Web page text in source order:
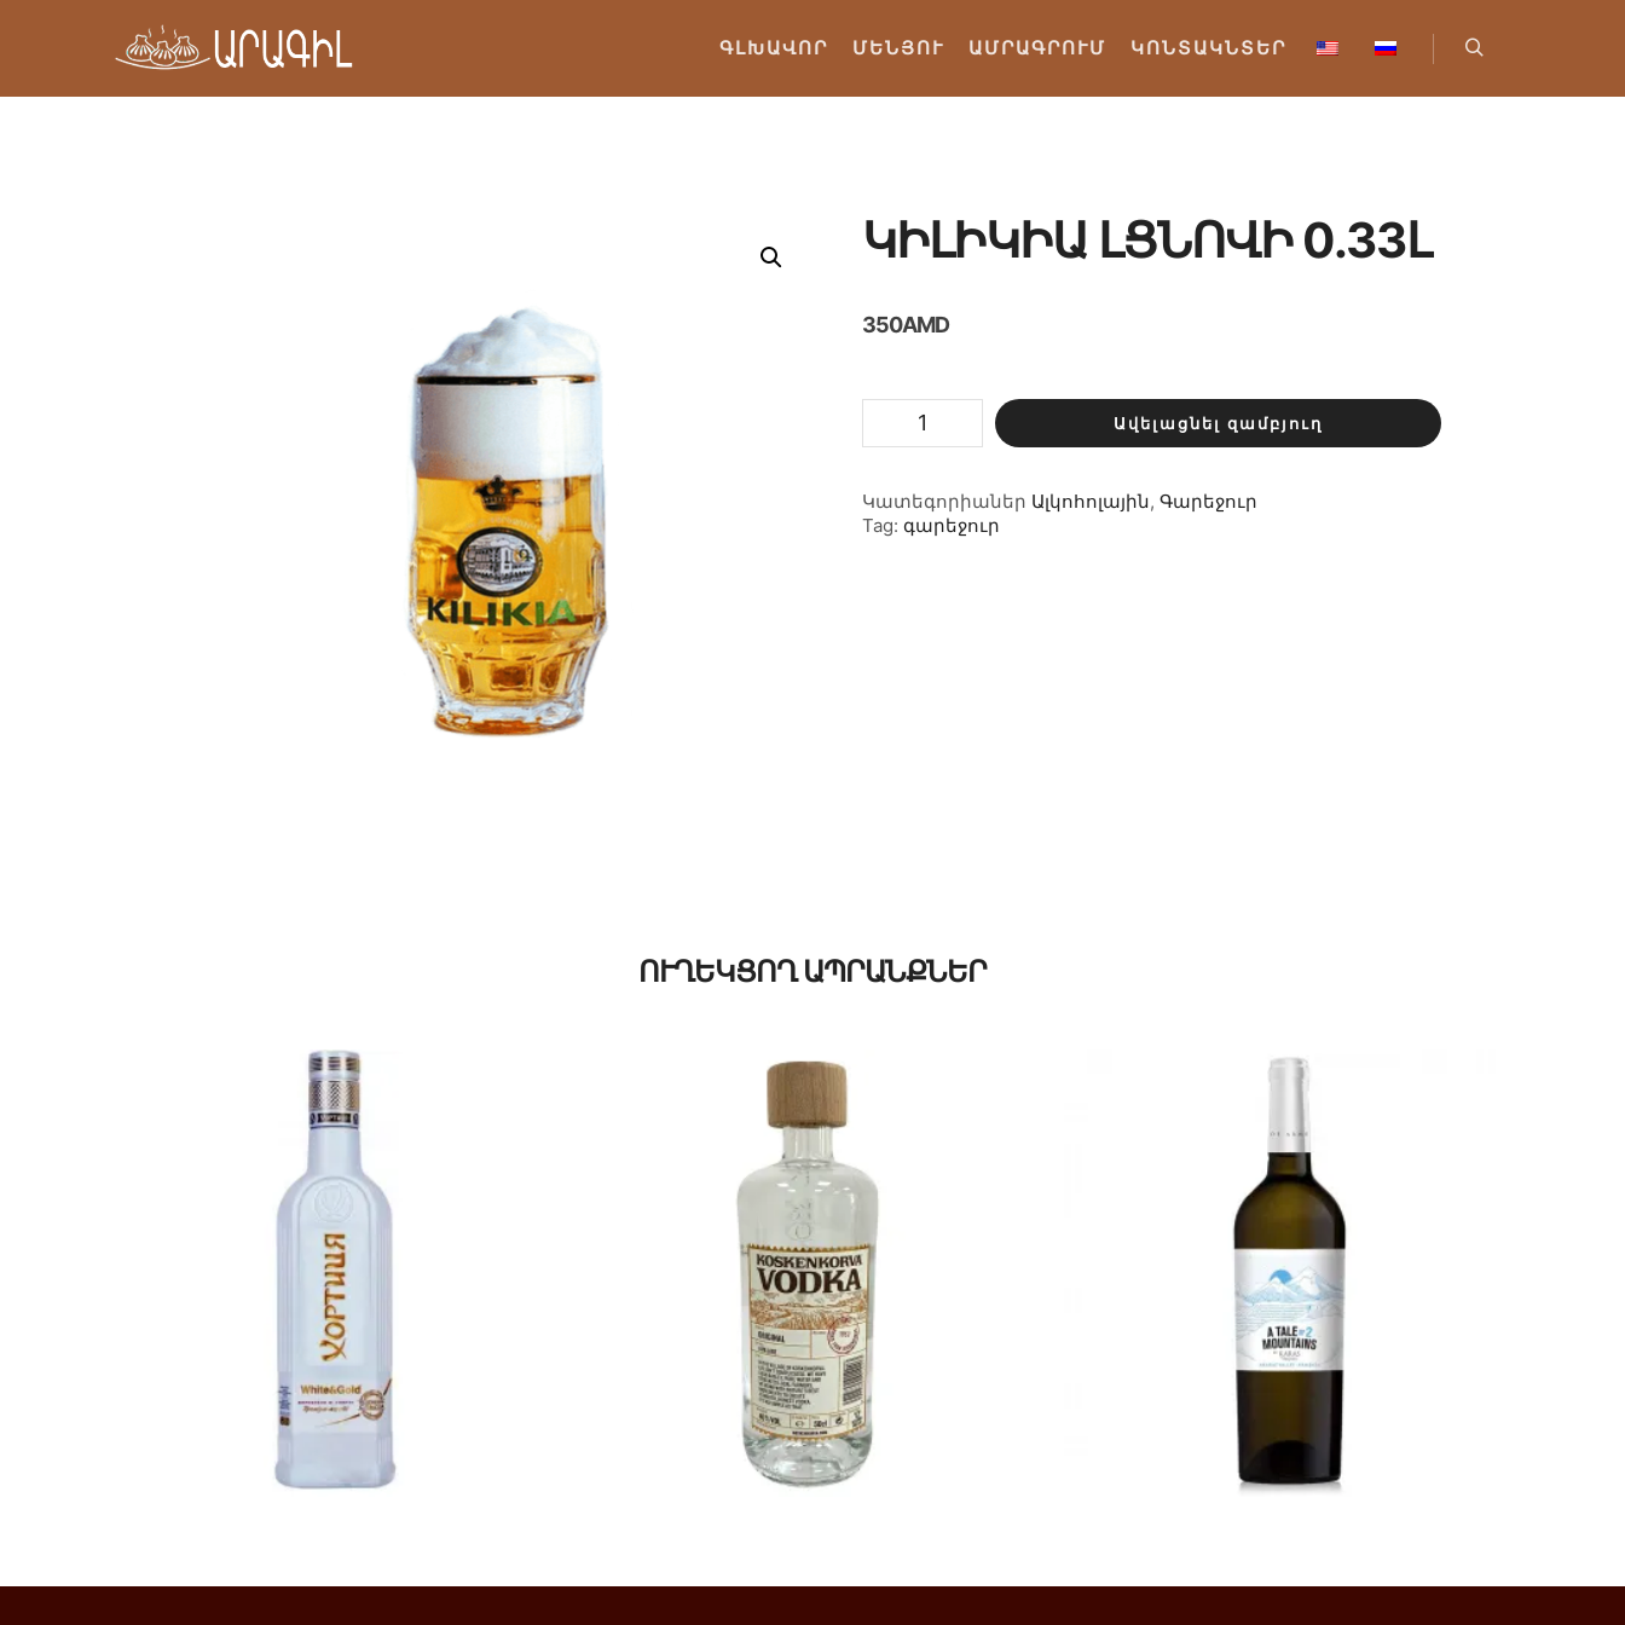
ԳԼԽԱՎՈՐ ՄԵՆՅՈՒ ԱՄՐԱԳՐՈՒՄ ԿՈՆՏԱԿՆՏԵՐ
ԿԻԼԻԿԻԱ ԼՑՆՈՎԻ 0.33Լ
350AMD
լցնովի
0.33լ
Ավելացնել զամբյուղ
Կատեգորիաներ Ալկոհոլային,Գարեջուր
Tag:գարեջուր
ՈՒՂԵԿՑՈՂ ԱՊՐԱՆՔՆԵՐ
7200AMD 11300AMD 5600AMD